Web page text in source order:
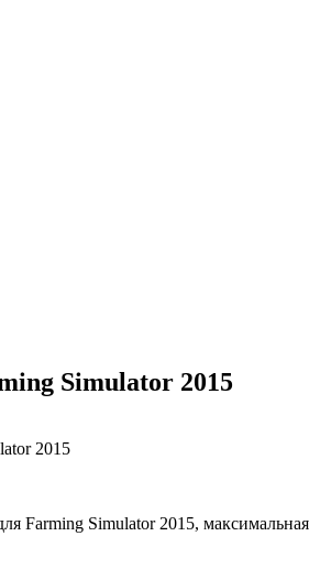
Simulator 2015
Simulator 2015,